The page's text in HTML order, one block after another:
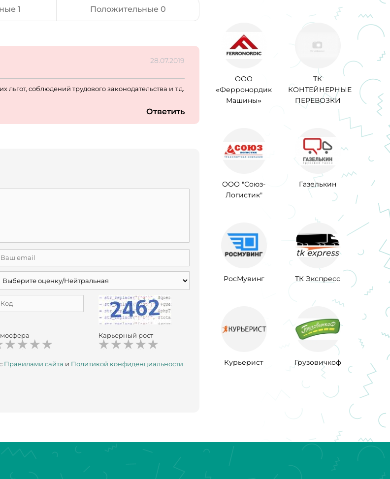
1 Положительные 0
28.07.2019
соблюдений трудового законодательства и т.д.
Ответить
Карьерный рост
Правилами сайта и Политикой конфиденциальности
ООО
«Ферронордик
Машины»
ТК
КОНТЕЙНЕРНЫЕ
ПЕРЕВОЗКИ
ООО "Союз-
Логистик"
Газелькин
РосМувинг ТК Экспресс
Курьерист Грузовичкоф